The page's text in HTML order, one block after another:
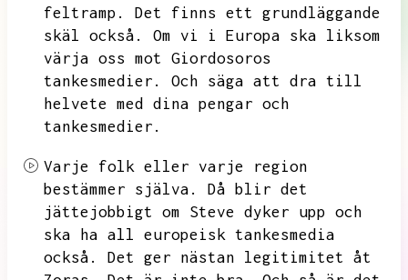
feltramp.
Det finns ett grundläggande
skäl också.
Om vi i Europa ska liksom
värja oss mot Giordosoros
tankesmedier.
Och säga att dra till
helvete med dina pengar och
tankesmedier.
Varje folk eller varje region
bestämmer själva.
Då blir det
jättejobbigt om Steve dyker upp och
ska ha all europeisk tankesmedia
också.
Det ger nästan legitimitet åt